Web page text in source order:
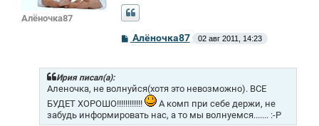
Алёночка87
С
б
е
н
и
е
Алёночка87 02 авг 2011, 14:23
Ирия писал(а):
Аленочка, не волнуйся(хотя это невозможно). ВСЕ
БУДЕТ ХОРОШО!!!!!!!!!!!!
А комп при себе держи, не
забудь информировать нас, а то мы волнуемся....... :-P